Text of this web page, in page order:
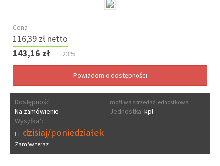
Cena:
116,39 zł netto
143,16 zł
23%
Dostępność:
Na zamówienie
możliwa sprzedaż jednostkowa
Jednostka: kpl
Wysyłka*:
dzisiaj/poniedziałek
Zamów teraz